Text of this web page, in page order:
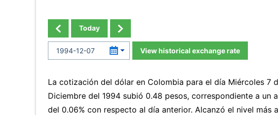
Today
View historical exchange rate
La cotización del dólar en Colombia para el día Miércoles 7
Diciembre del 1994 subió 0.48 pesos, correspondiente a un
del 0.06% con respecto al día anterior. Alcanzó el nivel más